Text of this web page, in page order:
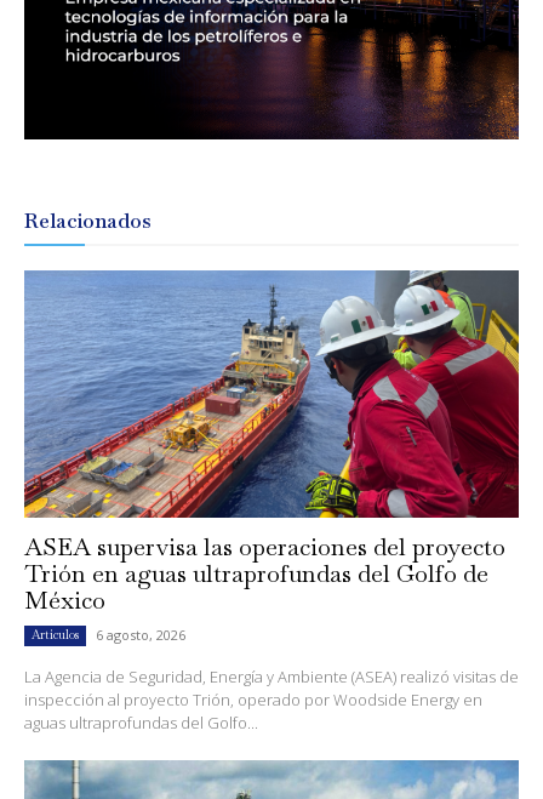
Relacionados
ASEA supervisa las operaciones del proyecto
Trión en aguas ultraprofundas del Golfo de
México
Artículos 6 agosto, 2026
La Agencia de Seguridad, Energía y Ambiente (ASEA) realizó visitas de
inspección al proyecto Trión, operado por Woodside Energy en
aguas ultraprofundas del Golfo...